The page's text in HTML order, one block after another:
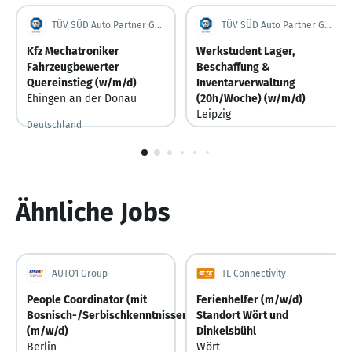
TÜV SÜD Auto Partner GmbH
Kfz Mechatroniker
Fahrzeugbewerter
Quereinstieg (w/m/d)
Ehingen an der Donau
Deutschland
TÜV SÜD Auto Partner GmbH
Werkstudent Lager,
Beschaffung &
Inventarverwaltung
(20h/Woche) (w/m/d)
Leipzig
Gestern
Gestern veröffentlicht
Ähnliche Jobs
AUTO1 Group
People Coordinator (mit
Bosnisch-/Serbischkenntnissen)
(m/w/d)
Berlin
TE Connectivity
Ferienhelfer (m/w/d)
Standort Wört und
Dinkelsbühl
Wört